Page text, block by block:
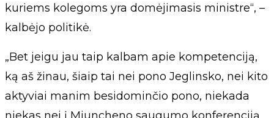
kuriems kolegoms yra domėjimasis ministre“, –
kalbėjo politikė.
„Bet jeigu jau taip kalbam apie kompetenciją,
ką aš žinau, šiaip tai nei pono Jeglinsko, nei kito
aktyviai manim besidominčio pono, niekada